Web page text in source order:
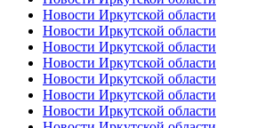
Новости Иркутской области
Новости Иркутской области
Новости Иркутской области
Новости Иркутской области
Новости Иркутской области
Новости Иркутской области
Новости Иркутской области